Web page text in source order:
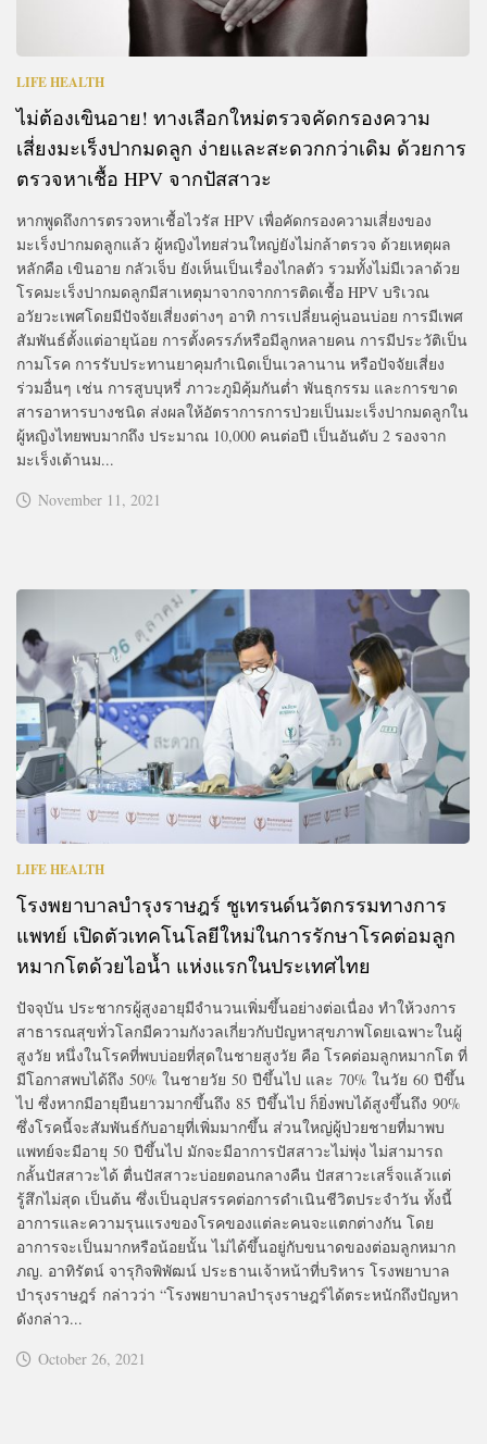
LIFE HEALTH
ไม่ต้องเขินอาย! ทางเลือกใหม่ตรวจคัดกรองความ
เสี่ยงมะเร็งปากมดลูก ง่ายและสะดวกกว่าเดิม ด้วยการ
ตรวจหาเชื้อ HPV จากปัสสาวะ
หากพูดถึงการตรวจหาเชื้อไวรัส HPV เพื่อคัดกรองความเสี่ยงของ
มะเร็งปากมดลูกแล้ว ผู้หญิงไทยส่วนใหญ่ยังไม่กล้าตรวจ ด้วยเหตุผล
หลักคือ เขินอาย กลัวเจ็บ ยังเห็นเป็นเรื่องไกลตัว รวมทั้งไม่มีเวลาด้วย
โรคมะเร็งปากมดลูกมีสาเหตุมาจากจากการติดเชื้อ HPV บริเวณ
อวัยวะเพศโดยมีปัจจัยเสี่ยงต่างๆ อาทิ การเปลี่ยนคู่นอนบ่อย การมีเพศ
สัมพันธ์ตั้งแต่อายุน้อย การตั้งครรภ์หรือมีลูกหลายคน การมีประวัติเป็น
กามโรค การรับประทานยาคุมกำเนิดเป็นเวลานาน หรือปัจจัยเสี่ยง
ร่วมอื่นๆ เช่น การสูบบุหรี่ ภาวะภูมิคุ้มกันต่ำ พันธุกรรม และการขาด
สารอาหารบางชนิด ส่งผลให้อัตราการการป่วยเป็นมะเร็งปากมดลูกใน
ผู้หญิงไทยพบมากถึง ประมาณ 10,000 คนต่อปี เป็นอันดับ 2 รองจาก
มะเร็งเต้านม...
November 11, 2021
LIFE HEALTH
โรงพยาบาลบำรุงราษฎร์ ชูเทรนด์นวัตกรรมทางการ
แพทย์ เปิดตัวเทคโนโลยีใหม่ในการรักษาโรคต่อมลูก
หมากโตด้วยไอน้ำ แห่งแรกในประเทศไทย
ปัจจุบัน ประชากรผู้สูงอายุมีจำนวนเพิ่มขึ้นอย่างต่อเนื่อง ทำให้วงการ
สาธารณสุขทั่วโลกมีความกังวลเกี่ยวกับปัญหาสุขภาพโดยเฉพาะในผู้
สูงวัย หนึ่งในโรคที่พบบ่อยที่สุดในชายสูงวัย คือ โรคต่อมลูกหมากโต ที่
มีโอกาสพบได้ถึง 50% ในชายวัย 50 ปีขึ้นไป และ 70% ในวัย 60 ปีขึ้น
ไป ซึ่งหากมีอายุยืนยาวมากขึ้นถึง 85 ปีขึ้นไป ก็ยิ่งพบได้สูงขึ้นถึง 90%
ซึ่งโรคนี้จะสัมพันธ์กับอายุที่เพิ่มมากขึ้น ส่วนใหญ่ผู้ป่วยชายที่มาพบ
แพทย์จะมีอายุ 50 ปีขึ้นไป มักจะมีอาการปัสสาวะไม่พุ่ง ไม่สามารถ
กลั้นปัสสาวะได้ ตื่นปัสสาวะบ่อยตอนกลางคืน ปัสสาวะเสร็จแล้วแต่
รู้สึกไม่สุด เป็นต้น ซึ่งเป็นอุปสรรคต่อการดำเนินชีวิตประจำวัน ทั้งนี้
อาการและความรุนแรงของโรคของแต่ละคนจะแตกต่างกัน โดย
อาการจะเป็นมากหรือน้อยนั้น ไม่ได้ขึ้นอยู่กับขนาดของต่อมลูกหมาก
ภญ. อาทิรัตน์ จารุกิจพิพัฒน์ ประธานเจ้าหน้าที่บริหาร โรงพยาบาล
บำรุงราษฎร์ กล่าวว่า “โรงพยาบาลบำรุงราษฎร์ได้ตระหนักถึงปัญหา
ดังกล่าว...
October 26, 2021